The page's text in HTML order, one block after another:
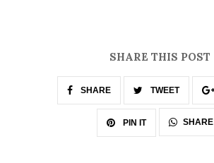
SHARE THIS POST
SHARE TWEET
PIN IT SHARE